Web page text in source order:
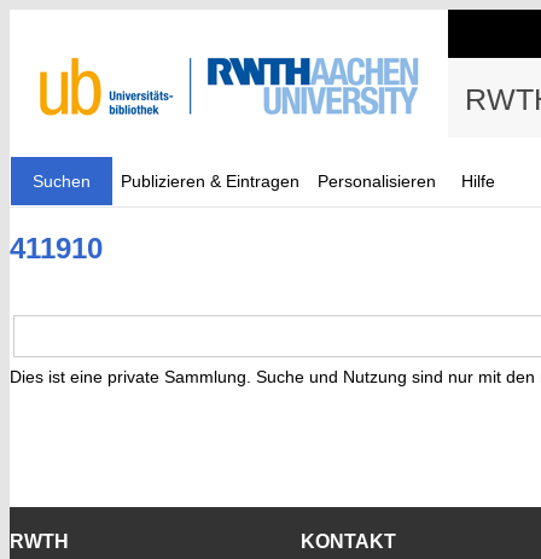
Suchen Publizieren & Eintragen Personalisieren Hilfe
411910
Dies ist eine private Sammlung. Suche und Nutzung sind nur mit
RWTH KONTAKT